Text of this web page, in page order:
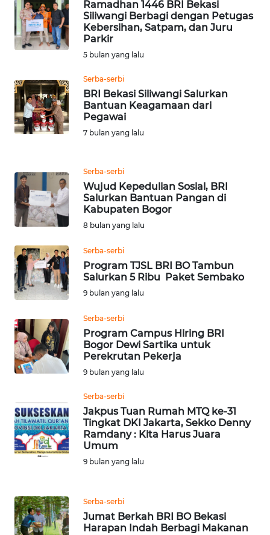
Ramadhan 1446 BRI Bekasi
Siliwangi Berbagi dengan Petugas
Kebersihan, Satpam, dan Juru
Parkir
5 bulan yang lalu
Serba-serbi
BRI Bekasi Siliwangi Salurkan
Bantuan Keagamaan dari
Pegawai
7 bulan yang lalu
Serba-serbi
Wujud Kepedulian Sosial, BRI
Salurkan Bantuan Pangan di
Kabupaten Bogor
8 bulan yang lalu
Serba-serbi
Program TJSL BRI BO Tambun
Salurkan 5 Ribu Paket Sembako
9 bulan yang lalu
Serba-serbi
Program Campus Hiring BRI
Bogor Dewi Sartika untuk
Perekrutan Pekerja
9 bulan yang lalu
Serba-serbi
Jakpus Tuan Rumah MTQ ke-31
Tingkat DKI Jakarta, Sekko Denny
Ramdany : Kita Harus Juara
Umum
9 bulan yang lalu
Serba-serbi
Jumat Berkah BRI BO Bekasi
Harapan Indah Berbagi Makanan
DAIRI
WN
WN
NIAS
WN
TAPANULI
SELATAN
WN
TANJUNG
LESUNG
KARO
WN
SIMALUNGUN
LABUHANBATU
WN
TAPANULI
WN DELI
SERDANG